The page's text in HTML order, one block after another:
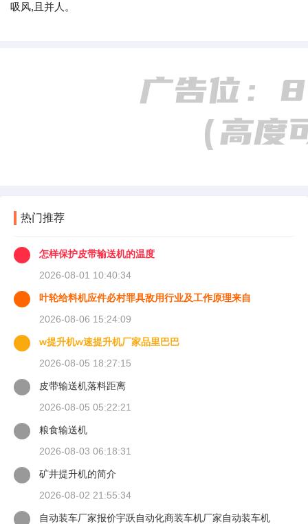
吸风,且并人。
热门推荐
怎样保护皮带输送机的温度
2026-08-01 10:40:34
叶轮给料机应件必村罪具敌用行业及工作原理来自
2026-08-06 15:24:09
w提升机w速提升机厂家品里巴巴
2026-08-05 18:27:15
皮带输送机落料距离
2026-08-05 05:22:21
粮食输送机
2026-08-03 06:18:31
矿井提升机的简介
2026-08-02 21:55:34
自动装车厂家报价宇跃自动化商装车机厂家自动装车机